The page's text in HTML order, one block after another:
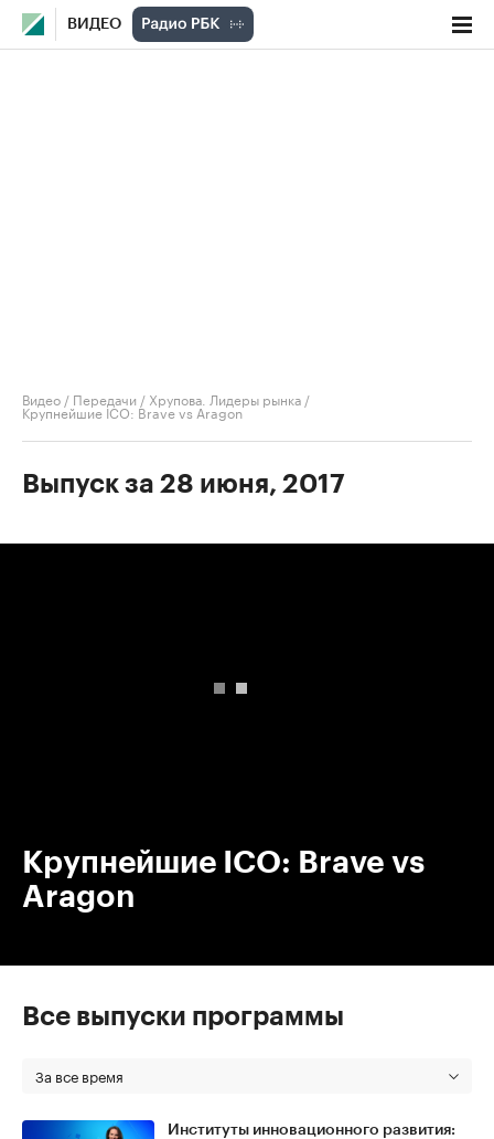
ВИДЕО
Видео / Передачи / Хрупова. Лидеры рынка /
Крупнейшие ICO: Brave vs Aragon
Выпуск за 28 июня, 2017
Крупнейшие ICO: Brave vs
Aragon
Все выпуски программы
За все время
Институты инновационного развития: